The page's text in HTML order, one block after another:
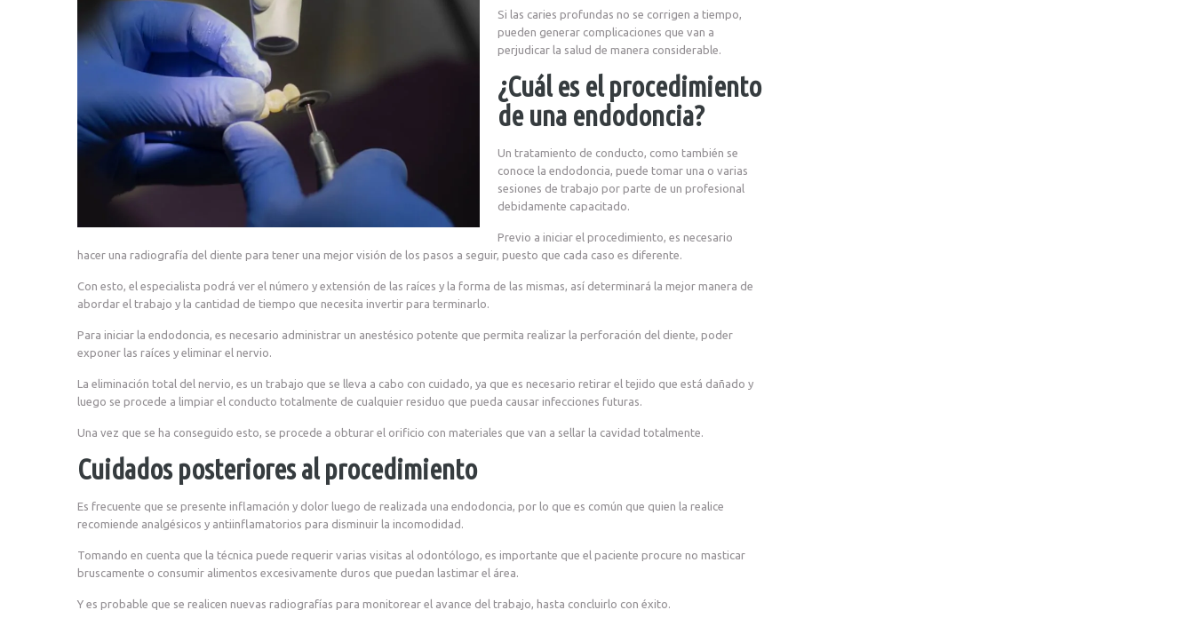
Si las caries profundas no se corrigen a tiempo,
pueden generar complicaciones que van a
perjudicar la salud de manera considerable.
¿Cuál es el procedimiento
de una endodoncia?
Un tratamiento de conducto, como también se
conoce la endodoncia, puede tomar una o varias
sesiones de trabajo por parte de un profesional
debidamente capacitado.
Previo a iniciar el procedimiento, es necesario
hacer una radiografía del diente para tener una mejor visión de los pasos a seguir, puesto que cada caso es diferente.
Con esto, el especialista podrá ver el número y extensión de las raíces y la forma de las mismas, así determinará la mejor manera de
abordar el trabajo y la cantidad de tiempo que necesita invertir para terminarlo.
Para iniciar la endodoncia, es necesario administrar un anestésico potente que permita realizar la perforación del diente, poder
exponer las raíces y eliminar el nervio.
La eliminación total del nervio, es un trabajo que se lleva a cabo con cuidado, ya que es necesario retirar el tejido que está dañado y
luego se procede a limpiar el conducto totalmente de cualquier residuo que pueda causar infecciones futuras.
Una vez que se ha conseguido esto, se procede a obturar el orificio con materiales que van a sellar la cavidad totalmente.
Cuidados posteriores al procedimiento
Es frecuente que se presente inflamación y dolor luego de realizada una endodoncia, por lo que es común que quien la realice
recomiende analgésicos y antiinflamatorios para disminuir la incomodidad.
Tomando en cuenta que la técnica puede requerir varias visitas al odontólogo, es importante que el paciente procure no masticar
bruscamente o consumir alimentos excesivamente duros que puedan lastimar el área.
Y es probable que se realicen nuevas radiografías para monitorear el avance del trabajo, hasta concluirlo con éxito.